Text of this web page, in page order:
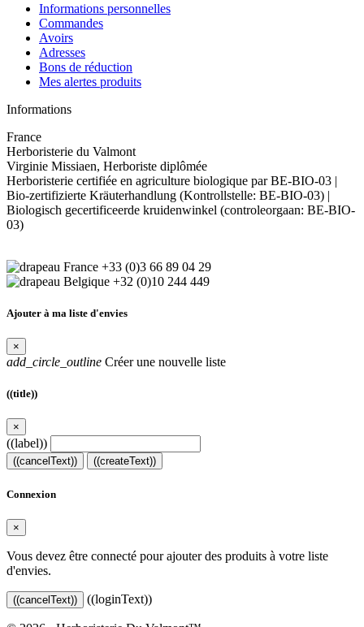
Informations personnelles
Commandes
Avoirs
Adresses
Bons de réduction
Mes alertes produits
Informations
France
Herboristerie du Valmont
Virginie Missiaen, Herboriste diplômée
Herboristerie certifiée en agriculture biologique par BE-BIO-03 |
Bio-zertifizierte Kräuterhandlung (Kontrollstelle: BE-BIO-03) |
Biologisch gecertificeerde kruidenwinkel (controleorgaan: BE-BIO-
03)
+33 (0)3 66 89 04 29
+32 (0)10 244 449
Ajouter à ma liste d'envies
×
add_circle_outline Créer une nouvelle liste
((title))
×
((label))
((cancelText)) ((createText))
Connexion
×
Vous devez être connecté pour ajouter des produits à votre liste
d'envies.
((cancelText)) ((loginText))